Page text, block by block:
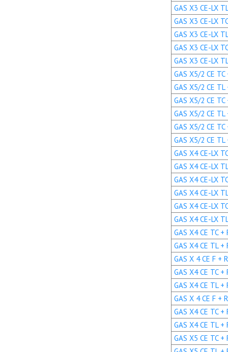
GAS X3 CE-LX
GAS X3 CE-LX
GAS X3 CE-LX
GAS X3 CE-LX
GAS X3 CE-LX
GAS X5/2 CE TC
GAS X5/2 CE TL
GAS X5/2 CE
GAS X5/2 CE TL
GAS X5/2 CE
GAS X5/2 CE TL
GAS X4 CE-LX
GAS X4 CE-LX
GAS X4 CE-LX
GAS X4 CE-LX
GAS X4 CE-LX
GAS X4 CE-LX
GAS X4 CE TC +
GAS X4 CE TL +
GAS X 4 CE F +
GAS X4 CE TC +
GAS X4 CE TL +
GAS X 4 CE F +
GAS X4 CE TC +
GAS X4 CE TL +
GAS X5 CE TC +